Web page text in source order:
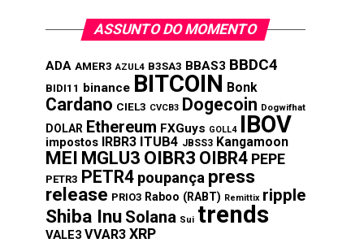
ASSUNTO DO MOMENTO
ADA AMER3 AZUL4 B3SA3 BBAS3 BBDC4
BIDI11 binance BITCOIN Bonk
Cardano CIEL3 CVCB3 Dogecoin Dogwifhat
DOLAR Ethereum FXGuys GOLL4 IBOV
impostos IRBR3 ITUB4 JBSS3 Kangamoon
MEI MGLU3 OIBR3 OIBR4 PEPE
PETR3 PETR4 poupança press
release PRIO3 Raboo (RABT) Remittix ripple
Shiba Inu Solana Sui trends
VALE3 VVAR3 XRP